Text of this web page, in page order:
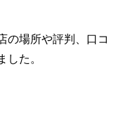
の場所や評判、口コ
した。